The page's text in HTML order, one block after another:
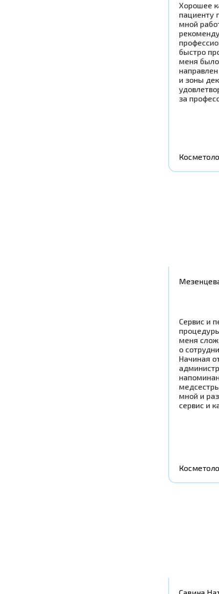
Хорошее
пациенту
мной
быстро
меня
и зоны
за
Сервис и
меня
о
Начиная
мной и
сервис и